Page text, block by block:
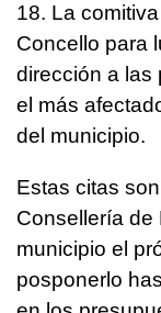
18. La
Concello para
dirección a las
el más
del municipio.
Estas citas
Consellería de
municipio el
posponerlo